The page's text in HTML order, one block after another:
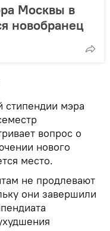
Москвы в
новобранец
стипендии мэра
вопрос о
нового
место.
не продлевают
они завершили